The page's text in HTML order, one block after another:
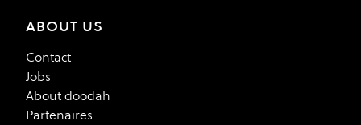
ABOUT US
Contact
Jobs
About doodah
Partenaires